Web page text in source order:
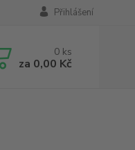
Přihlášení
0 ks
za 0,00 Kč